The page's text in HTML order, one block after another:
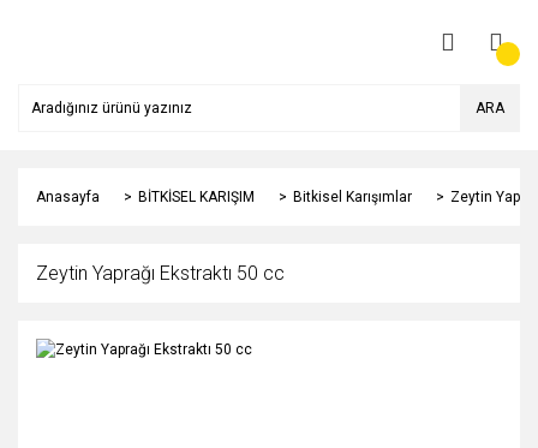
ARA
Anasayfa BİTKİSEL KARIŞIM Bitkisel Karışımlar Zeytin
Zeytin Yaprağı Ekstraktı 50 cc